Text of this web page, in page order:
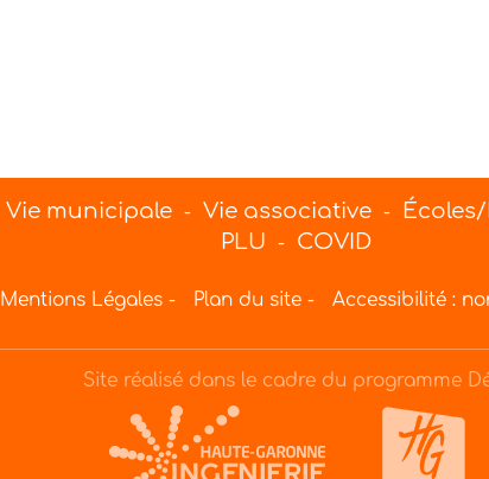
Vie municipale - Vie associative -
PLU - COVID
Mentions Légales- Plan du site- Accessibilité :
Site réalisé dans le cadre du programme